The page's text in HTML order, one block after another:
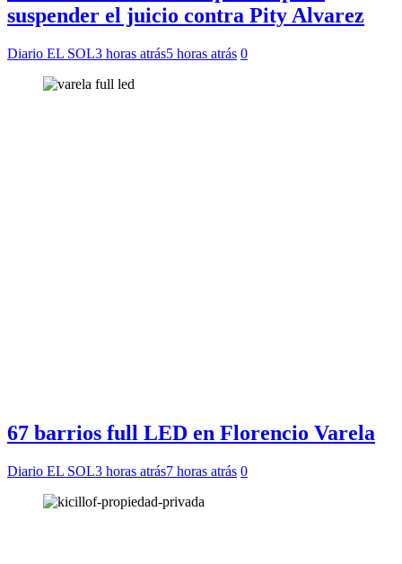
suspender el juicio contra Pity Alvarez
Diario EL SOL3 horas atrás5 horas atrás 0
67 barrios full LED en Florencio Varela
Diario EL SOL3 horas atrás7 horas atrás 0